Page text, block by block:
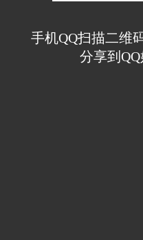
手机QQ扫描二维
分享到